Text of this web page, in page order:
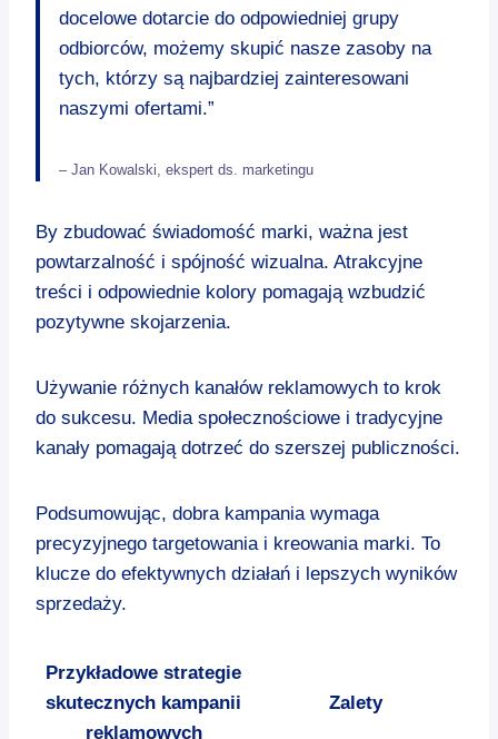
docelowe dotarcie do odpowiedniej grupy
odbiorców, możemy skupić nasze zasoby na
tych, którzy są najbardziej zainteresowani
naszymi ofertami.”
– Jan Kowalski, ekspert ds. marketingu
By zbudować świadomość marki, ważna jest
powtarzalność i spójność wizualna. Atrakcyjne
treści i odpowiednie kolory pomagają wzbudzić
pozytywne skojarzenia.
Używanie różnych kanałów reklamowych to krok
do sukcesu. Media społecznościowe i tradycyjne
kanały pomagają dotrzeć do szerszej publiczności.
Podsumowując, dobra kampania wymaga
precyzyjnego targetowania i kreowania marki. To
klucze do efektywnych działań i lepszych wyników
sprzedaży.
Przykładowe strategie
skutecznych kampanii
reklamowych
Zalety